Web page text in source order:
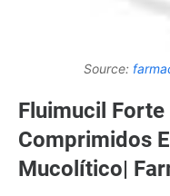
Source:
Fluimucil
Comprimidos
Mucolítico|